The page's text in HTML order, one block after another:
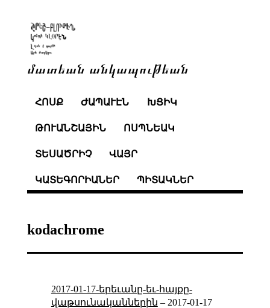
մատեան անկապութեան
ՀՈՍՔ ԺԱՊԱՒԷՆ ԽՑԻԿ
ԹՈՒԱՆՇԱՅԻՆ ՈՍՊՆԵԱԿ
ՏԵՍԱԾՐԻՉ ՎԱՅՐ
ԿԱՏԵԳՈՐԻԱՆԵՐ ՊԻՏԱԿՆԵՐ
kodachrome
2017-01-17-երեւանը-եւ-հայքը-
վաթսունականներին – 2017-01-17